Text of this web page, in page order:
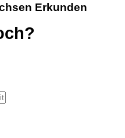
Erkunden